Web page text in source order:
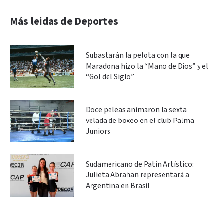
Más leidas de Deportes
Subastarán la pelota con la que
Maradona hizo la “Mano de Dios” y el
“Gol del Siglo”
Doce peleas animaron la sexta
velada de boxeo en el club Palma
Juniors
Sudamericano de Patín Artístico:
Julieta Abrahan representará a
Argentina en Brasil